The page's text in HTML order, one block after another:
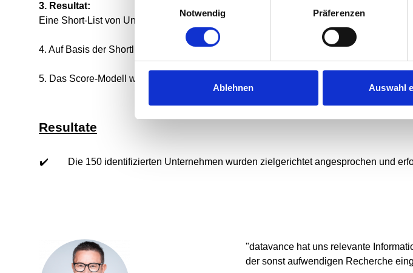
Notwendig
Präferenzen
Ablehnen Auswahl
3. Resultat:
Eine Short-List von Unternehmen, die potenzielle Netzwerkpartner des AMC-Forums
4. Auf Basis der Shortlist wurde ein B2B Web Scoring erstellt
5. Das Score-Modell wurde auf die bundesdeutsche Gesamtdatenbank übertragen
Resultate
✔️ Die 150 identifizierten Unternehmen wurden zielgerichtet angesprochen und
"datavance hat uns relevante
der sonst aufwendigen Recherche